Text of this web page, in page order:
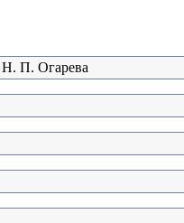
Н. П. Огарева